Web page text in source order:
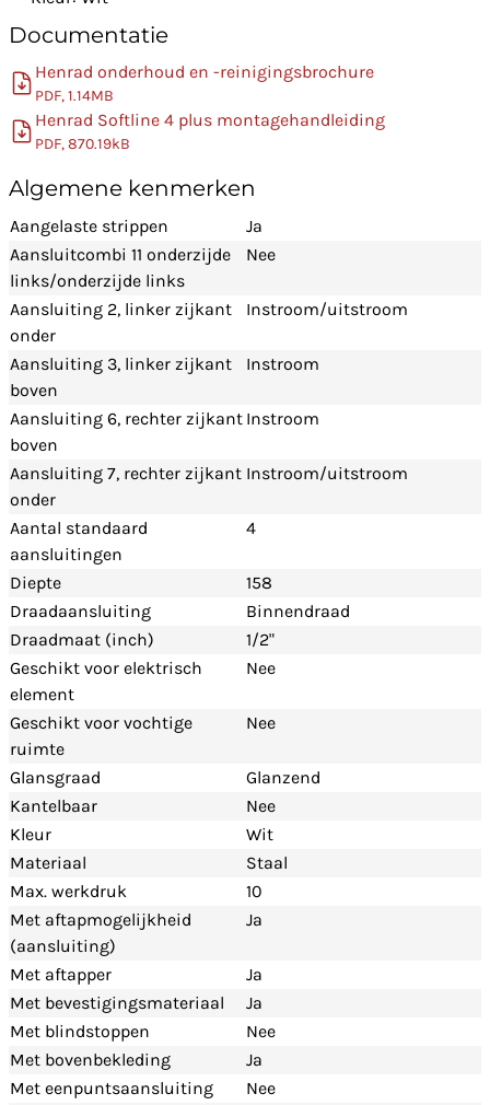
Documentatie
Henrad onderhoud en -reinigingsbrochure
PDF, 1.14MB
Henrad Softline 4 plus montagehandleiding
PDF, 870.19kB
Algemene kenmerken
Aangelaste strippen
Ja
Aansluitcombi 11 onderzijde
links/onderzijde links
Nee
Aansluiting 2, linker zijkant
onder
Instroom/uitstroom
Aansluiting 3, linker zijkant
boven
Instroom
Aansluiting 6, rechter zijkant
boven
Instroom
Aansluiting 7, rechter zijkant
onder
Instroom/uitstroom
Aantal standaard
aansluitingen
4
Diepte
158
Draadaansluiting
Binnendraad
Draadmaat (inch)
1/2"
Geschikt voor elektrisch
element
Nee
Geschikt voor vochtige
ruimte
Nee
Glansgraad
Glanzend
Kantelbaar
Nee
Kleur
Wit
Materiaal
Staal
Max. werkdruk
10
Met aftapmogelijkheid
(aansluiting)
Ja
Met aftapper
Ja
Met bevestigingsmateriaal
Ja
Met blindstoppen
Nee
Met bovenbekleding
Ja
Met eenpuntsaansluiting
Nee